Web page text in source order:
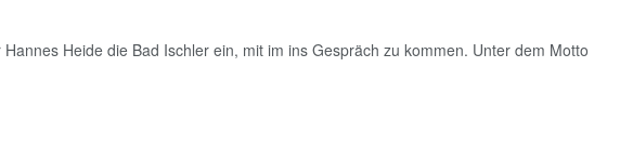
Heide die Bad Ischler ein, mit im ins Gespräch zu kommen. Unter dem Motto